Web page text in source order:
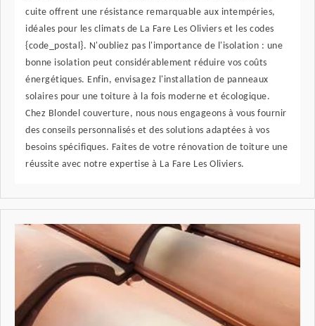
cuite offrent une résistance remarquable aux intempéries,
idéales pour les climats de La Fare Les Oliviers et les codes
{code_postal}. N'oubliez pas l'importance de l'isolation : une
bonne isolation peut considérablement réduire vos coûts
énergétiques. Enfin, envisagez l'installation de panneaux
solaires pour une toiture à la fois moderne et écologique.
Chez Blondel couverture, nous nous engageons à vous fournir
des conseils personnalisés et des solutions adaptées à vos
besoins spécifiques. Faites de votre rénovation de toiture une
réussite avec notre expertise à La Fare Les Oliviers.